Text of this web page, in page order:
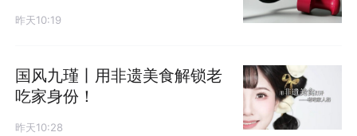
昨天10:19
国风九瑾丨用非遗美食解锁老
吃家身份！
昨天10:28